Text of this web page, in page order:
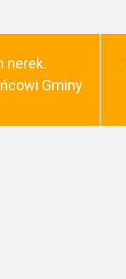
nerek.
Gminy